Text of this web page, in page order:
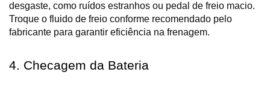
desgaste, como ruídos estranhos ou pedal de freio macio.
Troque o fluido de freio conforme recomendado pelo
fabricante para garantir eficiência na frenagem.
4. Checagem da Bateria